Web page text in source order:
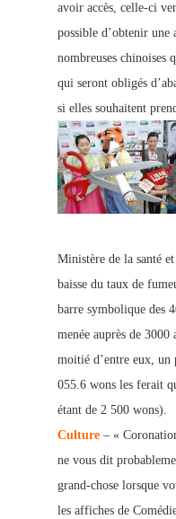
avoir accès, celle-ci
possible d’obtenir
nombreuses chinoises
qui seront obligés
si elles souhaitent
Ministère de la santé
baisse du taux de
barre symbolique des
menée auprès de 3000
moitié d’entre eux, un
055.6 wons les ferait
étant de 2 500 wons).
Culture – «
ne vous dit probableme
grand-chose lorsque
les affiches de